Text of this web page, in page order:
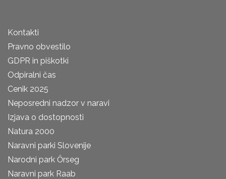
Kontakti
Pravno obvestilo
GDPR in piškotki
Odpiralni čas
Cenik 2025
Neposredni nadzor v naravi
Izjava o dostopnosti
Natura 2000
Naravni parki Slovenije
Narodni park Őrseg
Naravni park Raab